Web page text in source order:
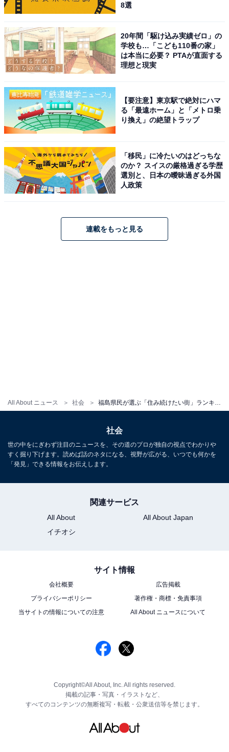
All About ニュース 社会 福島県民が選ぶ「住み続けたい街」ランキング！ 3位「喜多方市」、2位「本宮市」、1位は？
8選
20年間「駆け込み実績ゼロ」の
学校も…「こども110番の家」
は本当に必要？ PTAが直面する
理想と現実
【要注意】東京駅で絶対にハマ
る「最遠ホーム」と「メトロ乗
り換え」の絶望トラップ
「移民」に冷たいのはどっちな
のか？ スイスの厳格過ぎる学歴
選別と、日本の曖昧過ぎる外国
人政策
連載をもっと見る
社会
世の中をにぎわず注目のニュースを、その道のプロが独自の視点でわかりや
すく掘り下げます。読めば話のネタになる、視野が広がる、いつでも何かを
「発見」できる情報をお伝えします。
関連サービス
All About
All About Japan
イチオシ
サイト情報
会社概要
広告掲載
プライバシーポリシー
著作権・商標・免責事項
当サイトの情報についての注意
All About ニュースについて
Copyright©All About, Inc. All rights reserved.
掲載の記事・写真・イラストなど、
すべてのコンテンツの無断複写・転載・公衆送信等を禁じます。